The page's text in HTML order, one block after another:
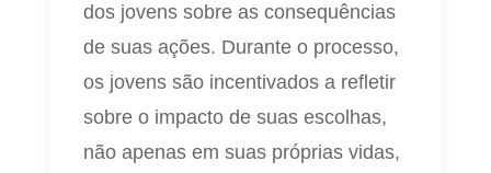
dos jovens sobre as consequências
de suas ações. Durante o processo,
os jovens são incentivados a refletir
sobre o impacto de suas escolhas,
não apenas em suas próprias vidas,